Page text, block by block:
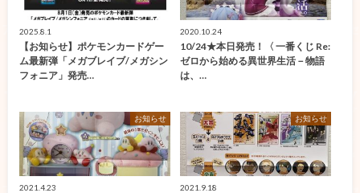
2025.8.1
【お知らせ】ポケモンカードゲー
ム最新弾「メガブレイブ/メガシン
フォニア」発売…
2020.10.24
10/24★本日発売！〈 一番くじ Re:
ゼロから始める異世界生活－物語
は、…
お知らせ
2021.4.23
お知らせ
2021.9.18